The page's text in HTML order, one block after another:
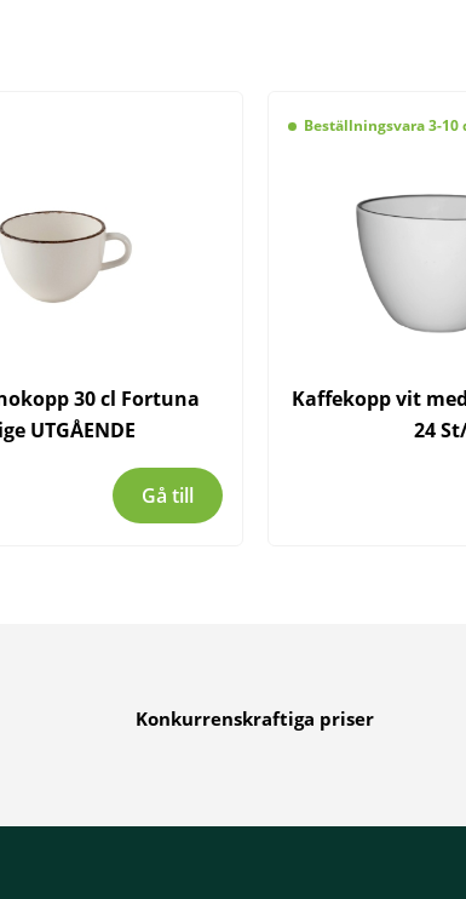
30 cl Fortuna
UTGÅENDE
Gå till
Beställningsvara 3-10
Kaffekopp vit
24
Konkurrenskraftiga priser